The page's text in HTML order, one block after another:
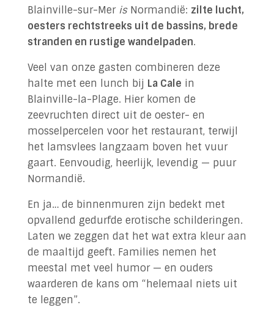
Blainville-sur-Mer isNormandië: zilte lucht,
oesters rechtstreeks uit de bassins, brede
stranden en rustige wandelpaden.
Veel van onze gasten combineren deze
halte met een lunch bij La Cale in
Blainville-la-Plage. Hier komen de
zeevruchten direct uit de oester- en
mosselpercelen voor het restaurant, terwijl
het lamsvlees langzaam boven het vuur
gaart. Eenvoudig, heerlijk, levendig — puur
Normandië.
En ja… de binnenmuren zijn bedekt met
opvallend gedurfde erotische schilderingen.
Laten we zeggen dat het wat extra kleur aan
de maaltijd geeft. Families nemen het
meestal met veel humor — en ouders
waarderen de kans om “helemaal niets uit
te leggen”.